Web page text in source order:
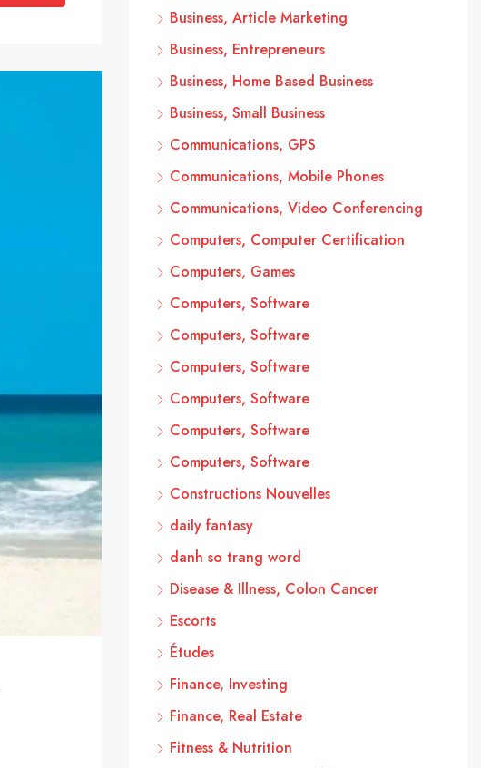
Business, Article Marketing
Business, Entrepreneurs
Business, Home Based Business
Business, Small Business
Communications, GPS
Communications, Mobile Phones
Communications, Video Conferencing
Computers, Computer Certification
Computers, Games
Computers, Software
Computers, Software
Computers, Software
Computers, Software
Computers, Software
Computers, Software
Constructions Nouvelles
daily fantasy
danh so trang word
Disease & Illness, Colon Cancer
Escorts
Études
Finance, Investing
Finance, Real Estate
Fitness & Nutrition